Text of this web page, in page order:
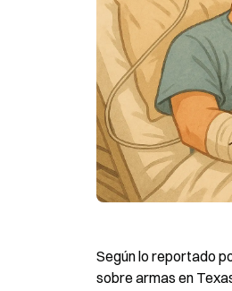
Según lo reportado
sobre armas en